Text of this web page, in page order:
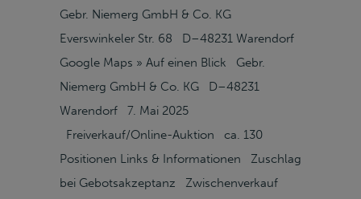
Gebr. Niemerg GmbH & Co. KG
Everswinkeler Str. 68 D–48231 Warendorf
Google Maps » Auf einen Blick Gebr.
Niemerg GmbH & Co. KG D–48231
Warendorf 7. Mai 2025
Freiverkauf/Online-Auktion ca. 130
Positionen Links & Informationen Zuschlag
bei Gebotsakzeptanz Zwischenverkauf